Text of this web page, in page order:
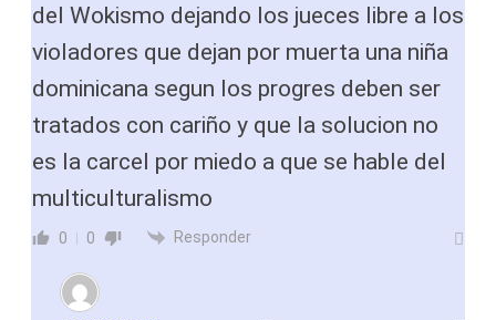
del Wokismo dejando los jueces libre a los
violadores que dejan por muerta una niña
dominicana segun los progres deben ser
tratados con cariño y que la solucion no
es la carcel por miedo a que se hable del
multiculturalismo
0 0 Responder